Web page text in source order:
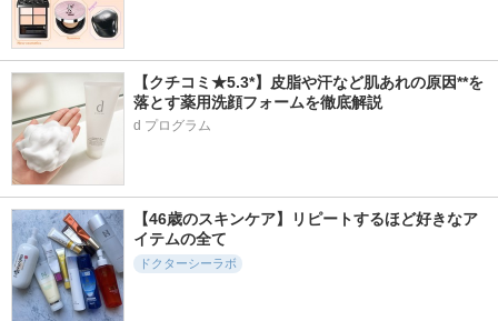
【クチコミ★5.3*】皮脂や汗など肌あれの原因**を
落とす薬用洗顔フォームを徹底解説
d プログラム
【46歳のスキンケア】リピートするほど好きなア
イテムの全て
ドクターシーラボ